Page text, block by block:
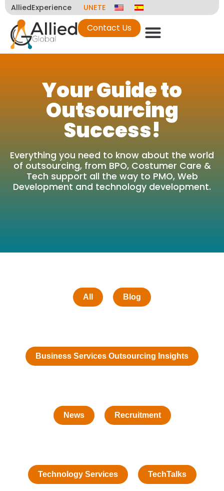
AlliedExperience UNETE
Contact Us
Your Guide to
Outsourcing
Success!
Everything you need to know about the world
of outsourcing, from BPO, Costumer Care &
Tech support all the way to PMO, Web
Development and technology development.
All Blog
Business Services Outsourcing Insights
News Recruitment
Technology Services TechTalks